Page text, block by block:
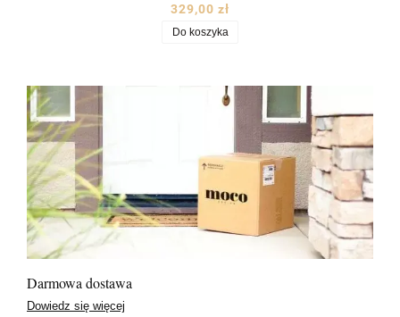
329,00 zł
Do koszyka
Darmowa dostawa
Dowiedz się więcej